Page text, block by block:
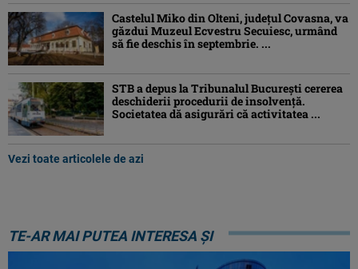
Castelul Miko din Olteni, județul Covasna, va
găzdui Muzeul Ecvestru Secuiesc, urmând
să fie deschis în septembrie. ...
STB a depus la Tribunalul București cererea
deschiderii procedurii de insolvență.
Societatea dă asigurări că activitatea ...
Vezi toate articolele de azi
TE-AR MAI PUTEA INTERESA ȘI